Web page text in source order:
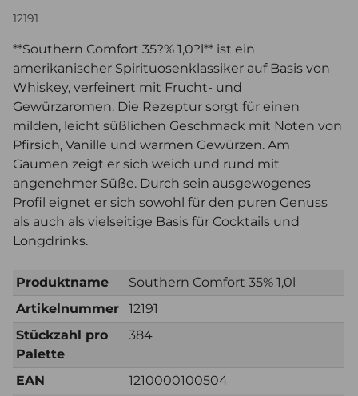
12191
**Southern Comfort 35?% 1,0?l** ist ein
amerikanischer Spirituosenklassiker auf Basis von
Whiskey, verfeinert mit Frucht- und
Gewürzaromen. Die Rezeptur sorgt für einen
milden, leicht süßlichen Geschmack mit Noten von
Pfirsich, Vanille und warmen Gewürzen. Am
Gaumen zeigt er sich weich und rund mit
angenehmer Süße. Durch sein ausgewogenes
Profil eignet er sich sowohl für den puren Genuss
als auch als vielseitige Basis für Cocktails und
Longdrinks.
Produktname
Southern Comfort 35% 1,0l
Artikelnummer
12191
Stückzahl pro
Palette
384
EAN
1210000100504